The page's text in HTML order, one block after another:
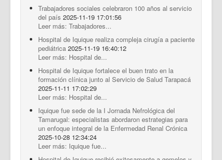
Trabajadores sociales celebraron 100 años al servicio
del país 2025-11-19 17:01:56
Leer más: Trabajadores...
Hospital de Iquique realiza compleja cirugía a paciente
pediátrica 2025-11-19 16:40:12
Leer más: Hospital de...
Hospital de Iquique fortalece el buen trato en la
formación clínica junto al Servicio de Salud Tarapacá
2025-11-11 17:02:29
Leer más: Hospital de...
Iquique fue sede de la I Jornada Nefrológica del
Tamarugal: especialistas abordaron estrategias para
un enfoque integral de la Enfermedad Renal Crónica
2025-10-28 12:34:24
Leer más: Iquique fue...